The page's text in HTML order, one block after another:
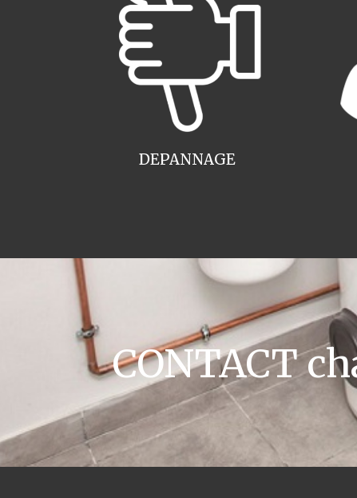
DEPANNAGE
CONTACT